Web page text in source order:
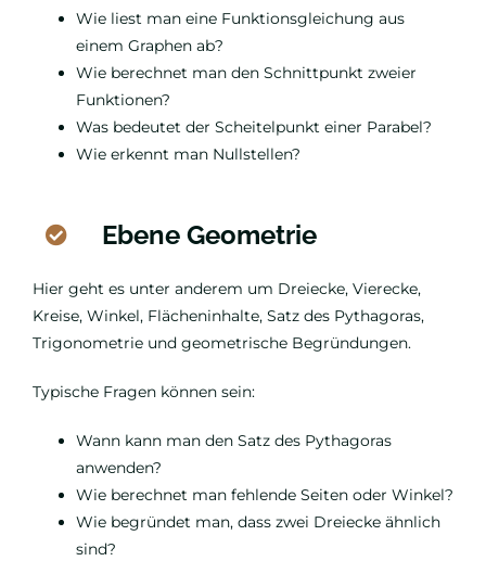
Wie liest man eine Funktionsgleichung aus
einem Graphen ab?
Wie berechnet man den Schnittpunkt zweier
Funktionen?
Was bedeutet der Scheitelpunkt einer Parabel?
Wie erkennt man Nullstellen?
Ebene Geometrie
Hier geht es unter anderem um Dreiecke, Vierecke,
Kreise, Winkel, Flächeninhalte, Satz des Pythagoras,
Trigonometrie und geometrische Begründungen.
Typische Fragen können sein:
Wann kann man den Satz des Pythagoras
anwenden?
Wie berechnet man fehlende Seiten oder Winkel?
Wie begründet man, dass zwei Dreiecke ähnlich
sind?